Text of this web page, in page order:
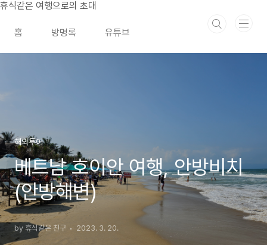
본문 바로가기
휴식같은 여행으로의 초대
홈 방명록 유튜브
해외투어
베트남 호이안 여행, 안방비치
(안방해변)
by 휴식같은 친구 2023. 3. 20.